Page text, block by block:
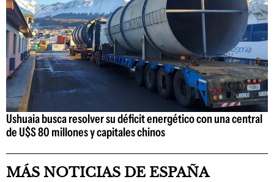
Ushuaia busca resolver su déficit energético con una central
de U$S 80 millones y capitales chinos
MÁS NOTICIAS DE ESPAÑA